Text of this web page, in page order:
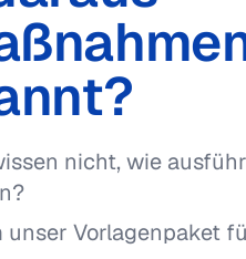
nicht, wie
unser Vorlagenpaket